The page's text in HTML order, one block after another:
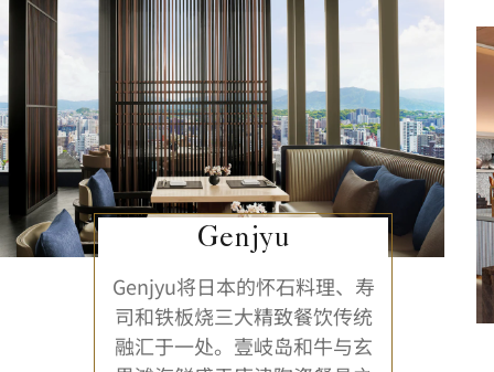
Genjyu
Genjyu将日本的怀石料理、寿
司和铁板烧三大精致餐饮传统
融汇于一处。壹岐岛和牛与玄